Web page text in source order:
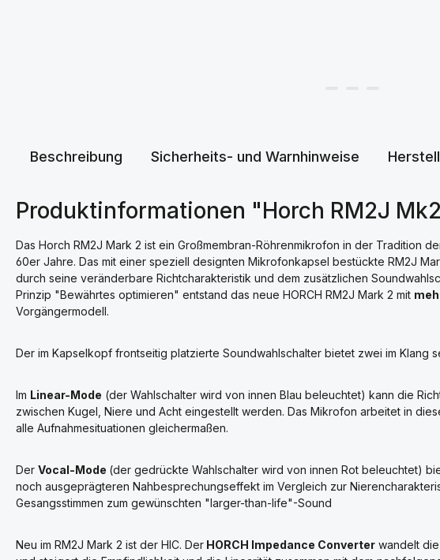
Beschreibung Sicherheits- und Warnhinweise
Produktinformationen "Horch RM2J
Das Horch RM2J Mark 2 ist ein Großmembran-Röhrenmikrofon in der Tradition
60er Jahre. Das mit einer speziell designten Mikrofonkapsel bestückte RM2J
durch seine veränderbare Richtcharakteristik und dem zusätzlichen
Prinzip "Bewährtes optimieren" entstand das neue HORCH RM2J Mark 2 mit
Vorgängermodell.
Der im Kapselkopf frontseitig platzierte Soundwahlschalter bietet zwei im Klang
Im Linear-Mode (der Wahlschalter wird von innen Blau beleuchtet) kann die
zwischen Kugel, Niere und Acht eingestellt werden. Das Mikrofon arbeitet in
alle Aufnahmesituationen gleichermaßen.
Der Vocal-Mode (der gedrückte Wahlschalter wird von innen Rot beleuchtet)
noch ausgeprägteren Nahbesprechungseffekt im Vergleich zur
Gesangsstimmen zum gewünschten "larger-than-life"-Sound
Neu im RM2J Mark 2 ist der HIC. Der HORCH Impedance Converter wandelt